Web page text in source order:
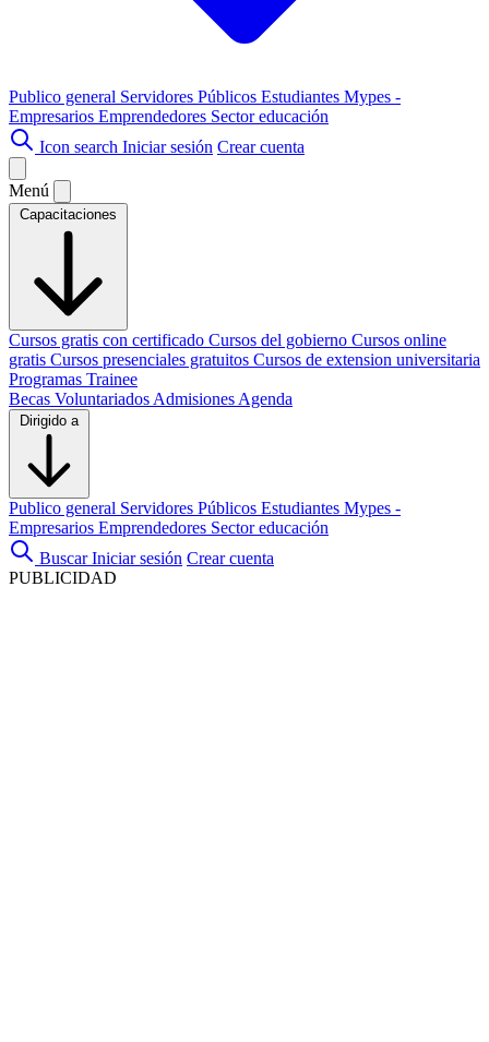
Publico general Servidores Públicos Estudiantes Mypes -
Empresarios Emprendedores Sector educación
Icon search Iniciar sesión Crear cuenta
Menú
Capacitaciones
Cursos gratis con certificado Cursos del gobierno Cursos online
gratis Cursos presenciales gratuitos Cursos de extension universitaria
Programas Trainee
Becas Voluntariados Admisiones Agenda
Dirigido a
Publico general Servidores Públicos Estudiantes Mypes -
Empresarios Emprendedores Sector educación
Buscar Iniciar sesión Crear cuenta
PUBLICIDAD